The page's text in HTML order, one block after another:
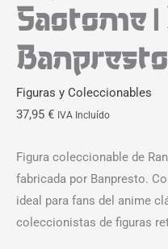
Saotome
Figuras y Coleccionables
37,95 € IVA Incluído
Figura coleccionable de
fabricada por Banpresto.
ideal para fans del anime
coleccionistas de figuras